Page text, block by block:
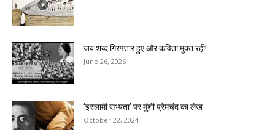
जब शब्द गिरफ्तार हुए और कविता मुक्त रही!
June 26, 2026
‘इस्लामी सभ्यता’ पर मुंशी प्रेमचंद का लेख
October 22, 2024